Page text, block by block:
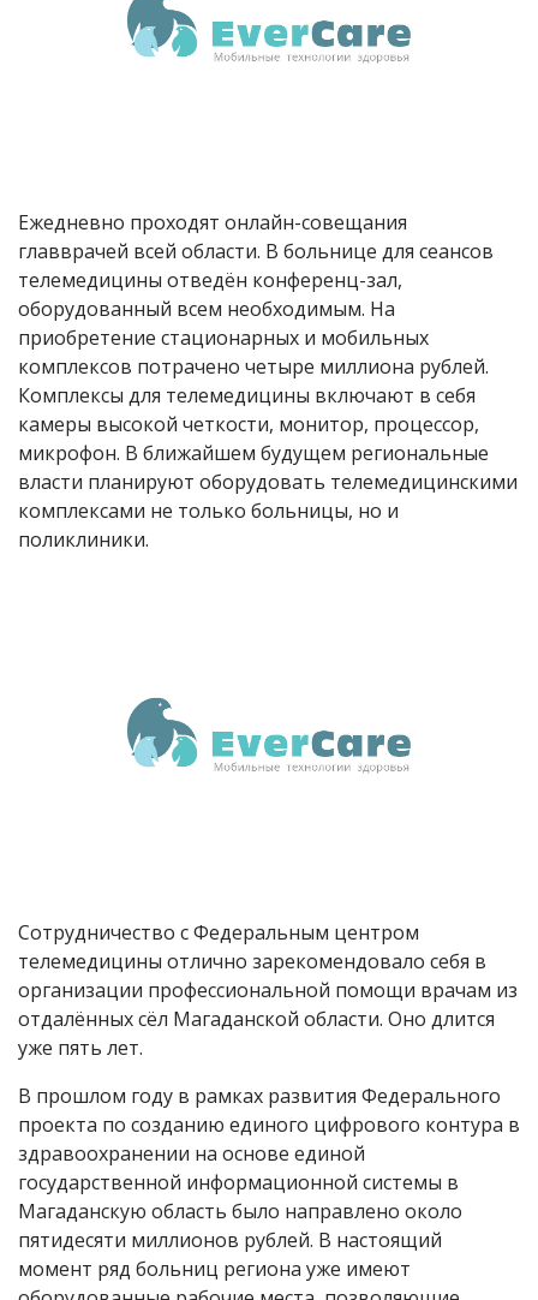
Ежедневно проходят онлайн-совещания
главврачей всей области. В больнице для сеансов
телемедицины отведён конференц-зал,
оборудованный всем необходимым. На
приобретение стационарных и мобильных
комплексов потрачено четыре миллиона рублей.
Комплексы для телемедицины включают в себя
камеры высокой четкости, монитор, процессор,
микрофон. В ближайшем будущем региональные
власти планируют оборудовать телемедицинскими
комплексами не только больницы, но и
поликлиники.
Сотрудничество с Федеральным центром
телемедицины отлично зарекомендовало себя в
организации профессиональной помощи врачам из
отдалённых сёл Магаданской области. Оно длится
уже пять лет.
В прошлом году в рамках развития Федерального
проекта по созданию единого цифрового контура в
здравоохранении на основе единой
государственной информационной системы в
Магаданскую область было направлено около
пятидесяти миллионов рублей. В настоящий
момент ряд больниц региона уже имеют